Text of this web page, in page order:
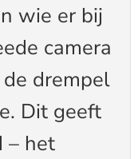
wie er bij
camera
drempel
Dit geeft
– het